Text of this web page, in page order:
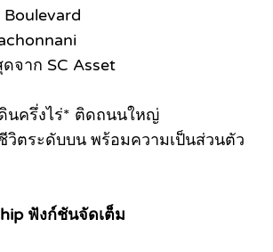
จาก SC Asset
นครึ่งไร่* ติดถนนใหญ่
วิตระดับบน พร้อมความเป็นส่วนตัว
ฟังก์ชันจัดเต็ม